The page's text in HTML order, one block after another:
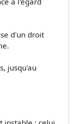
d'un droit
jusqu'au